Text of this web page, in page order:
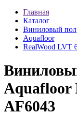
Главная
Каталог
Виниловый пол
Aquafloor
RealWood LVT
Aquafloor
AF6043